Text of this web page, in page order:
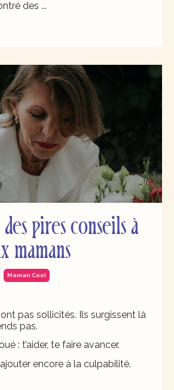
des ...
pires conseils à
mamans
Maman Cool
pas sollicités. Ils surgissent là
pas.
: t’aider, te faire avancer.
encore à la culpabilité.